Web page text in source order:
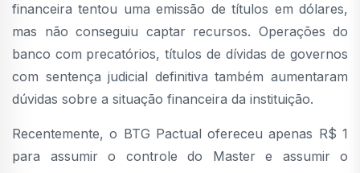
financeira tentou uma emissão de títulos em dólares,
mas não conseguiu captar recursos. Operações do
banco com precatórios, títulos de dívidas de governos
com sentença judicial definitiva também aumentaram
dúvidas sobre a situação financeira da instituição.
Recentemente, o BTG Pactual ofereceu apenas R$ 1
para assumir o controle do Master e assumir o